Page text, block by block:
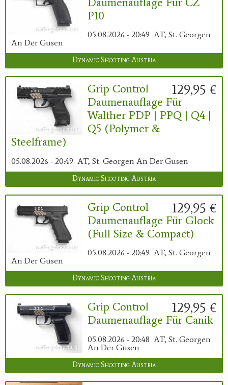
P10
05.08.2026 - 20:49 AT, St. Georgen
An Der Gusen
Dynamic Shooting Austria
129,95 €
Grip Control
Daumenauflage Für
Walther PDP | PPQ | Q4 |
Q5 (Polymer &
Steelframe)
05.08.2026 - 20:49 AT, St. Georgen An Der Gusen
Dynamic Shooting Austria
129,95 €
Grip Control
Daumenauflage Für Glock
(Full Size & Compact)
05.08.2026 - 20:49 AT, St. Georgen
An Der Gusen
Dynamic Shooting Austria
129,95 €
Grip Control
Daumenauflage Für Canik
05.08.2026 - 20:48 AT, St. Georgen
An Der Gusen
Dynamic Shooting Austria